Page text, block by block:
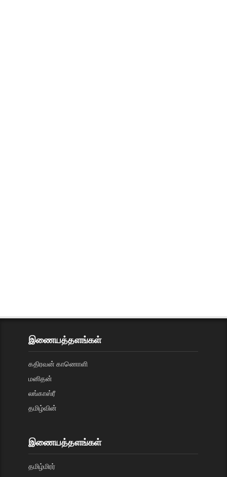
இணையத்தளங்கள்
கதிரவன் காணொளி
மனிதன்
லங்காஸ்ரீ
தமிழ்வின்
இணையத்தளங்கள்
தமிழ்மிரர்